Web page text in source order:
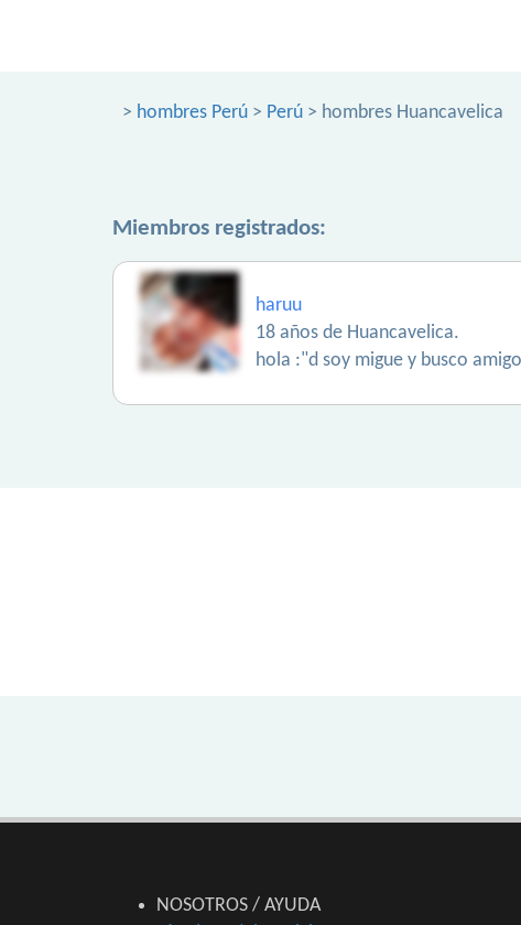
> hombres Perú > Perú > hombres Huancavelica
Miembros registrados:
haruu
18 años de Huancavelica.
hola :"d soy migue y busco
NOSOTROS / AYUDA